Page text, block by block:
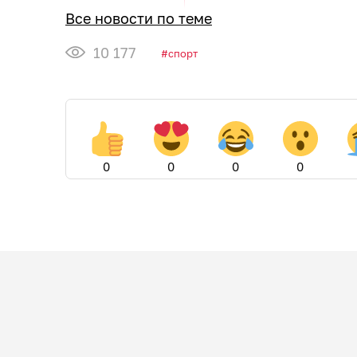
Все новости по теме
10 177
спорт
0 0 0 0